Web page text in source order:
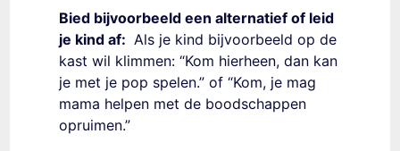
Bied bijvoorbeeld een alternatief of leid
je kind af: Als je kind bijvoorbeeld op de
kast wil klimmen: “Kom hierheen, dan kan
je met je pop spelen.” of “Kom, je mag
mama helpen met de boodschappen
opruimen.”